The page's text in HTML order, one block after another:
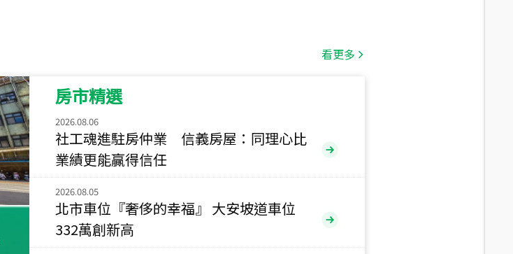
115
新北市永和區環河西路二段
115年07月 成交
央央 5,800萬
115年
小西華
看更多
房市精選
2026.08.06
社工魂進駐房仲業 信義房屋：同理心比
業績更能贏得信任
2026.08.05
北市車位『奢侈的幸福』 大安坡道車位
332萬創新高